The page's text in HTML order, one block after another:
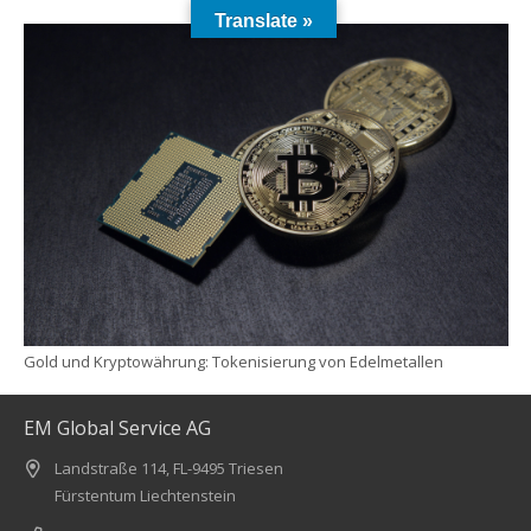
Gold und Kryptowährung: Tokenisierung von Edelmetallen
EM Global Service AG
Landstraße 114, FL-9495 Triesen
Fürstentum Liechtenstein
Translate »